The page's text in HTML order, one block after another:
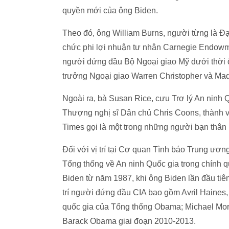
quyền mới của ông Biden.
Theo đó, ông William Burns, người từng là
chức phi lợi nhuận tư nhân Carnegie
người đứng đầu Bộ Ngoại giao Mỹ dưới thời
trưởng Ngoại giao Warren Christopher và
Ngoài ra, bà Susan Rice, cựu Trợ lý An ninh
Thượng nghị sĩ Dân chủ Chris Coons,
Times gọi là một trong những người bạn
Đối với vị trí tại Cơ quan Tình báo Trung
Tổng thống về An ninh Quốc gia trong chính
Biden từ năm 1987, khi ông Biden lần đầu
trí người đứng đầu CIA bao gồm Avril
quốc gia của Tổng thống Obama; Michael
Barack Obama giai đoạn 2010-2013.